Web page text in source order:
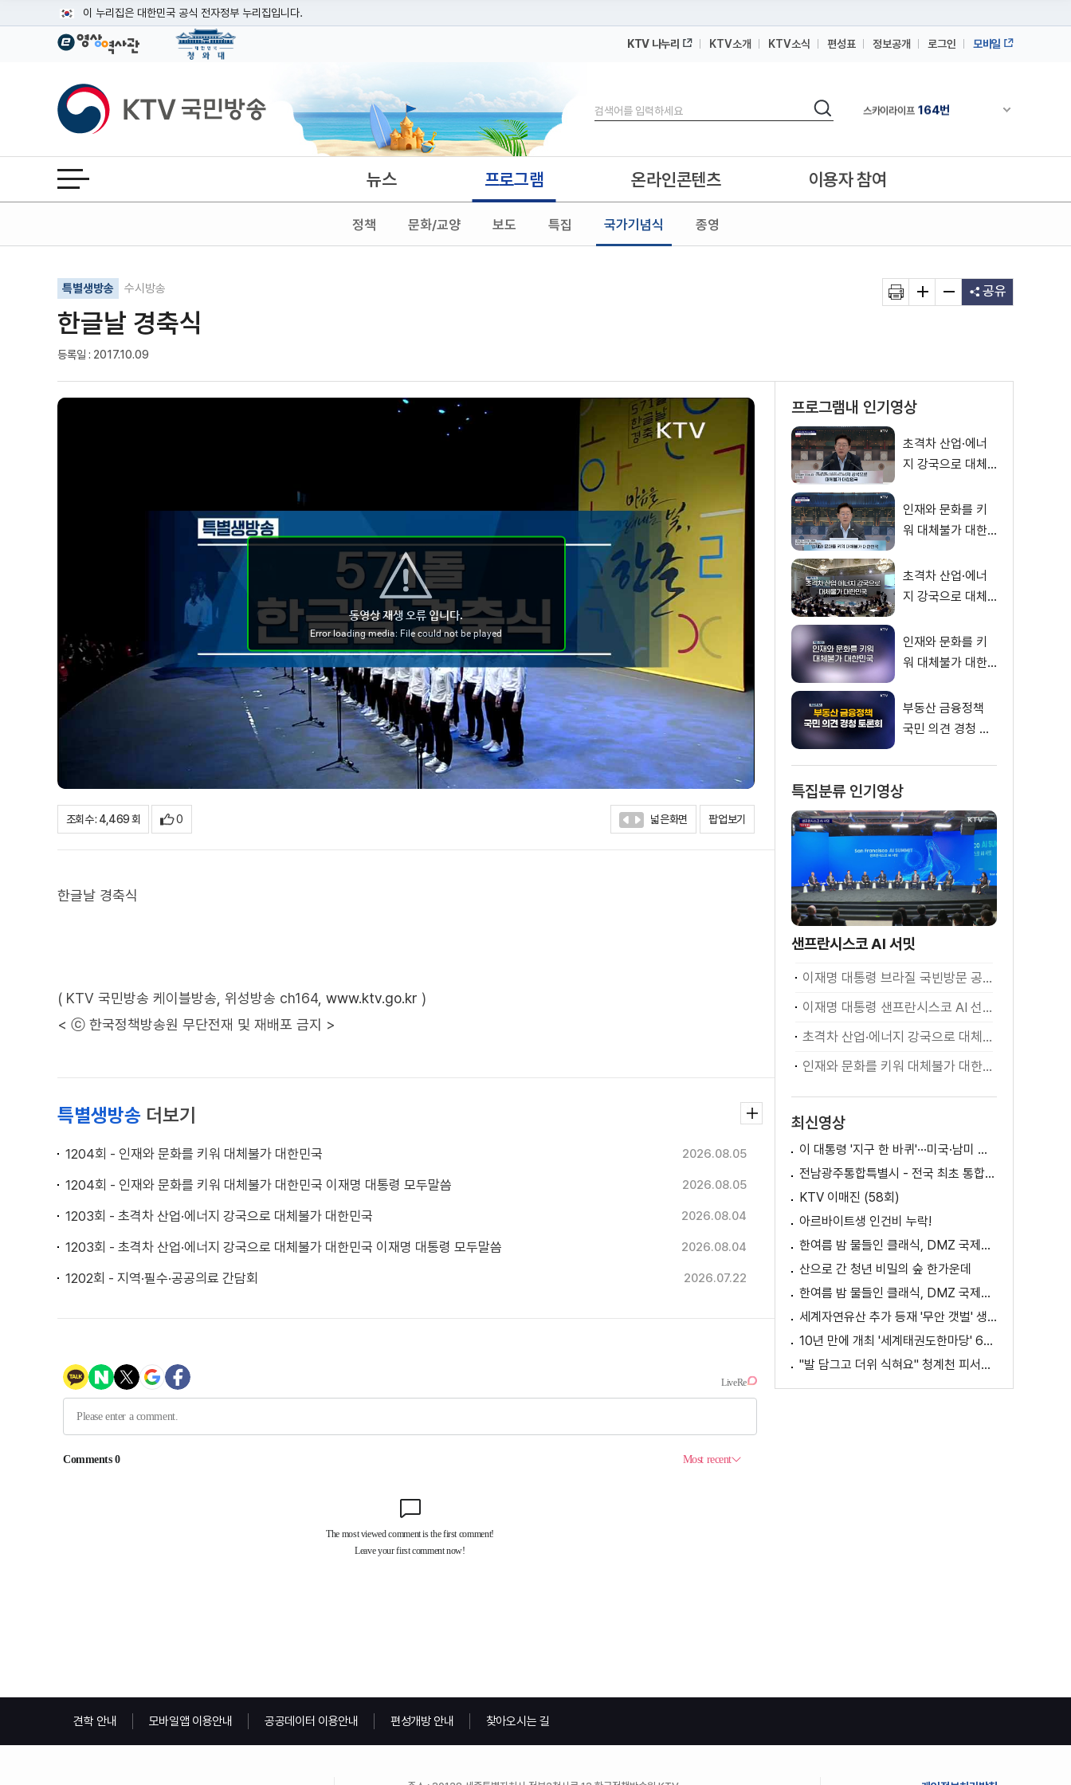
이 누리집은 대한민국 공식 전자정부 누리집입니다.
공식 누리집 주소 확인하기
이밖에 or.kr 또는 .kr등 다른 도메인 주소를 사용하고 있다면 아래 URL에서 도메인 주소를 확인해 보세요
운영중인 공식 누리집보기
KTV 나누리 KTV소개 KTV소식 편성표 정보공개 로그인 모바일
KTV국민방송
검색
검색 채널안내 펼쳐
스카이라이프 164번
스카이라이프 164번
스카이라이프
전체메뉴 열기 뉴스 프로그램
정책 문화/교양 보도 특집 국가기념식 종영
온라인콘텐츠 이용자 참여
특별생방송 수시방송
한글날 경축식
등록일 : 2017.10.09
기사인쇄
글자확대
글자축소 공유
조회수 : 4,469 회 0 넓은화면 팝업보기
한글날 경축식
( KTV 국민방송 케이블방송, 위성방송 ch164, www.ktv.go.kr )
< ⓒ 한국정책방송원 무단전재 및 재배포 금지 >
특별생방송 더보기
1204회 - 인재와 문화를 키워 대체불가 대한민국 2026.08.05
1204회 - 인재와 문화를 키워 대체불가 대한민국 이재명 대통령 모두말씀 2026.08.05
1203회 - 초격차 산업·에너지 강국으로 대체불가 대한민국 2026.08.04
1203회 - 초격차 산업·에너지 강국으로 대체불가 대한민국 이재명 대통령 모두말씀 2026.08.04
1202회 - 지역·필수·공공의료 간담회 2026.07.22
프로그램내 인기영상
초격차 산업·에너
지 강국으로 대체
재명 대통령 모두
말씀
인재와 문화를 키
워 대체불가 대한
령 모두말씀
초격차 산업·에너
지 강국으로 대체
인재와 문화를 키
워 대체불가 대한
부동산 금융정책
국민 의견 경청 토
특집분류 인기영상
샌프란시스코 AI 서밋
이재명 대통령 브라질 국빈방문 공식환영식
이재명 대통령 샌프란시스코 AI 선언
초격차 산업·에너지 강국으로 대체불가 대한민국 이재명 대통령 모두말씀
인재와 문화를 키워 대체불가 대한민국 이재명 대통령 모두말씀
최신영상
이 대통령 '지구 한 바퀴'···미국·남미 순방 성과는? / AX 대전환의 시대! 국민 위한 적극 행정은?
전남광주통합특별시 - 전국 최초 통합돌봄 모델
KTV 이매진 (58회)
아르바이트생 인건비 누락!
한여름 밤 물들인 클래식, DMZ 국제음악제 성황
산으로 간 청년 비밀의 숲 한가운데
한여름 밤 물들인 클래식, DMZ 국제음악제 성황
세계자연유산 추가 등재 '무안 갯벌' 생태 체험
10년 만에 개최 '세계태권도한마당' 61개국 참가
"발 담그고 더위 식혀요" 청계천 피서지로 인기
견학 안내 모바일앱 이용안내 공공데이터 이용안내 편성개방 안내 찾아오시는 길